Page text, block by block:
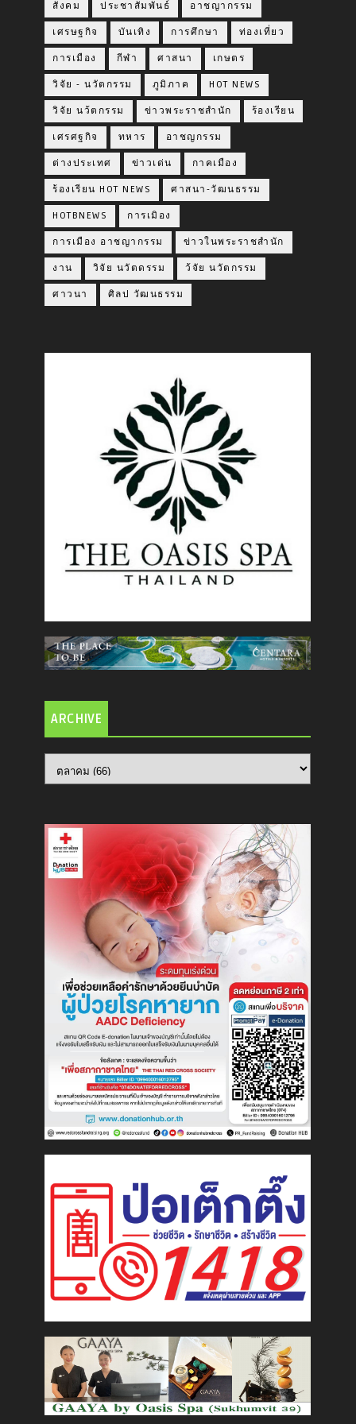
สังคม ประชาสัมพันธ์ อาชญากรรม
เศรษฐกิจ บันเทิง การศึกษา ท่องเที่ยว
การเมือง กีฬา ศาสนา เกษตร
วิจัย - นวัตกรรม ภูมิภาค HOT NEWS
วิจัย นว้ตกรรม ข่าวพระราชสำนัก ร้องเรียน
เศรศฐกิจ ทหาร อาชญกรรม
ต่างประเทศ ข่าวเด่น กาคเมือง
ร้องเรียน HOT NEWS ศาสนา-วัฒนธรรม
HOTBNEWS การเมิอง
การเมือง อาชญากรรม ข่าวในพระราชสำนัก
งาน วิจัย นวัตดรรม ว้จัย นวัตกรรม
ศาวนา ศิลป วัฒนธรรม
ARCHIVE